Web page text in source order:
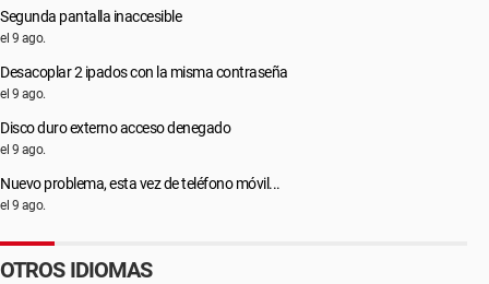
Segunda pantalla inaccesible
el 9 ago.
Desacoplar 2 ipados con la misma contraseña
el 9 ago.
Disco duro externo acceso denegado
el 9 ago.
Nuevo problema, esta vez de teléfono móvil...
el 9 ago.
OTROS IDIOMAS